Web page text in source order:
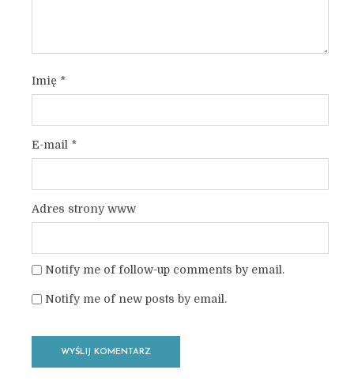
Imię *
E-mail *
Adres strony www
Notify me of follow-up comments by email.
Notify me of new posts by email.